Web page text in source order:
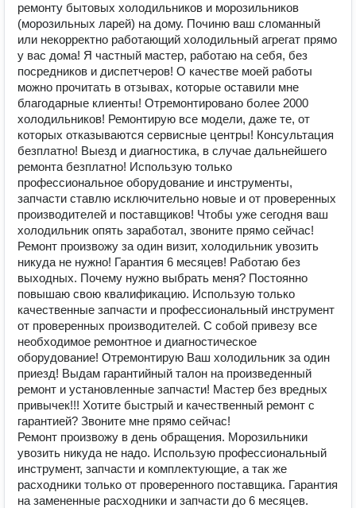
ремонту бытовых холодильников и морозильников
(морозильных ларей) на дому. Починю ваш сломанный
или некорректно работающий холодильный агрегат прямо
у вас дома! Я частный мастер, работаю на себя, без
посредников и диспетчеров! О качестве моей работы
можно прочитать в отзывах, которые оставили мне
благодарные клиенты! Отремонтировано более 2000
холодильников! Ремонтирую все модели, даже те, от
которых отказываются сервисные центры! Консультация
безплатно! Выeзд и диaгноcтика, в cлучaе дальнейшего
ремонта безплатно! Использую только
профессиональное оборудование и инструменты,
запчасти ставлю исключительно новые и от проверенных
производителей и поставщиков! Чтобы уже сегодня ваш
холодильник опять заработал, звоните прямо сейчас!
Ремонт произвожу за один визит, холодильник увозить
никуда не нужно! Гарантия 6 месяцев! Работаю без
выходных. Почему нужно выбрать меня? Постоянно
повышаю свою квалификацию. Использую только
качественные запчасти и профессиональный инструмент
от проверенных производителей. С собой привезу все
необходимое ремонтное и диагностическое
оборудование! Отремонтирую Ваш холодильник за один
приезд! Выдам гарантийный талон на произведенный
ремонт и установленные запчасти! Мастер без вредных
привычек!!! Хотите быстрый и качественный ремонт с
гарантией? Звоните мне прямо сейчас!
Ремонт произвожу в день обращения. Морозильники
увозить никуда не надо. Использую профессиональный
инструмент, запчасти и комплектующие, а так же
расходники только от проверенного поставщика. Гарантия
на замененные расходники и запчасти до 6 месяцев.